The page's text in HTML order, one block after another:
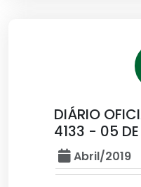
DIÁRIO
4133 - 05 DE
Abril/2019